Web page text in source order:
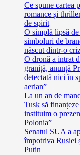
Ce spune cartea
romance și
de spirit
O simplă lipsă
simboluri de
născut dintr-o
O dronă a intrat
graniță, anunță
detectată nici în
aerian”
La un an de
Tusk să
instituim o
Polonia”
Senatul SUA a
împotriva Rusiei
Putin